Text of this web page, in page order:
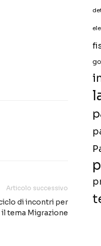
Articolo successivo
di incontri per
tema Migrazione